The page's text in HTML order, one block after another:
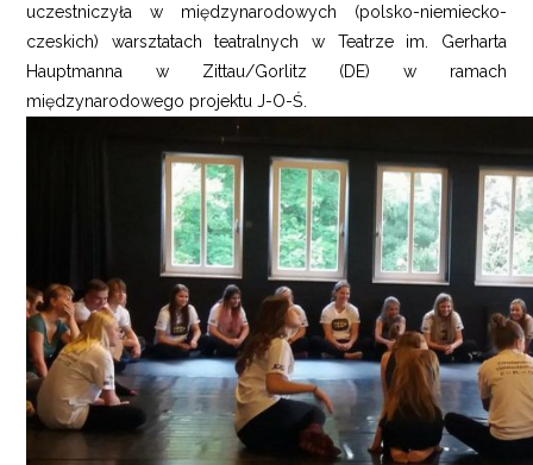
uczestniczyła w międzynarodowych (polsko-niemiecko-
czeskich) warsztatach teatralnych w Teatrze im. Gerharta
Hauptmanna w Zittau/Gorlitz (DE) w ramach
międzynarodowego projektu J-O-Ś.